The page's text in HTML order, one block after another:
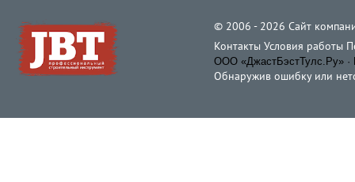
© 2006 - 2026 Cайт
Контакты Условия работы
ООО «ДжастБэстТулс.Ру» ·
Обнаружив ошибку или